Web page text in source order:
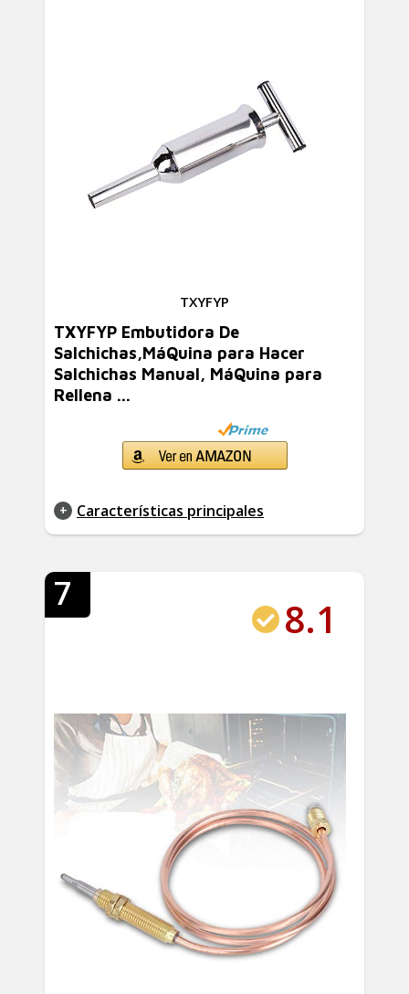
TXYFYP
TXYFYP Embutidora De
Salchichas,MáQuina para Hacer
Salchichas Manual, MáQuina para
Rellena ...
Características principales
7
8.1